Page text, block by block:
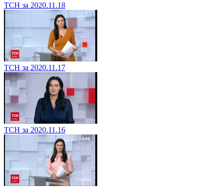
ТСН за 2020.11.18
ТСН за 2020.11.17
ТСН за 2020.11.16